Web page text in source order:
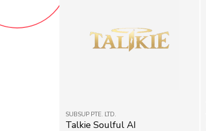
SUBSUP PTE. LTD.
Talkie Soulful AI